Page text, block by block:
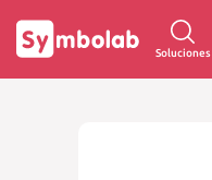
Soluciones